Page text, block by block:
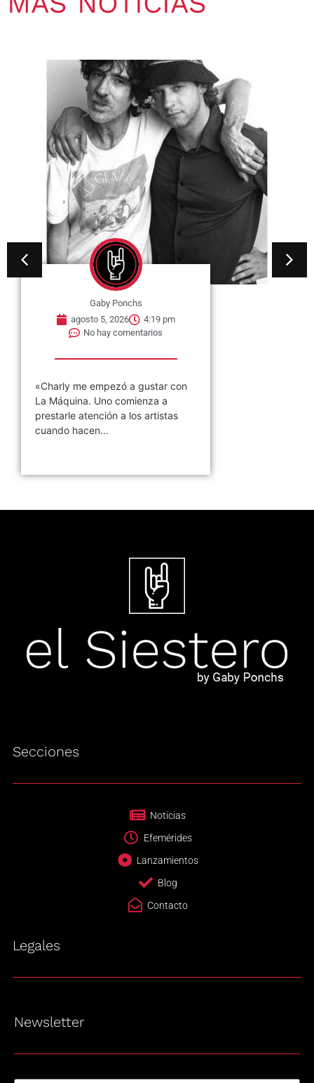
Gaby Ponchs
agosto 3, 2026
6:04 pm
No hay comentarios
Fue Beatle por trece días y eso le
arruinó la vida: la tragedia de
Jimmie Nicol, entre el...
Secciones
Noticias
Efemérides
Lanzamientos
Blog
Contacto
Legales
Newsletter